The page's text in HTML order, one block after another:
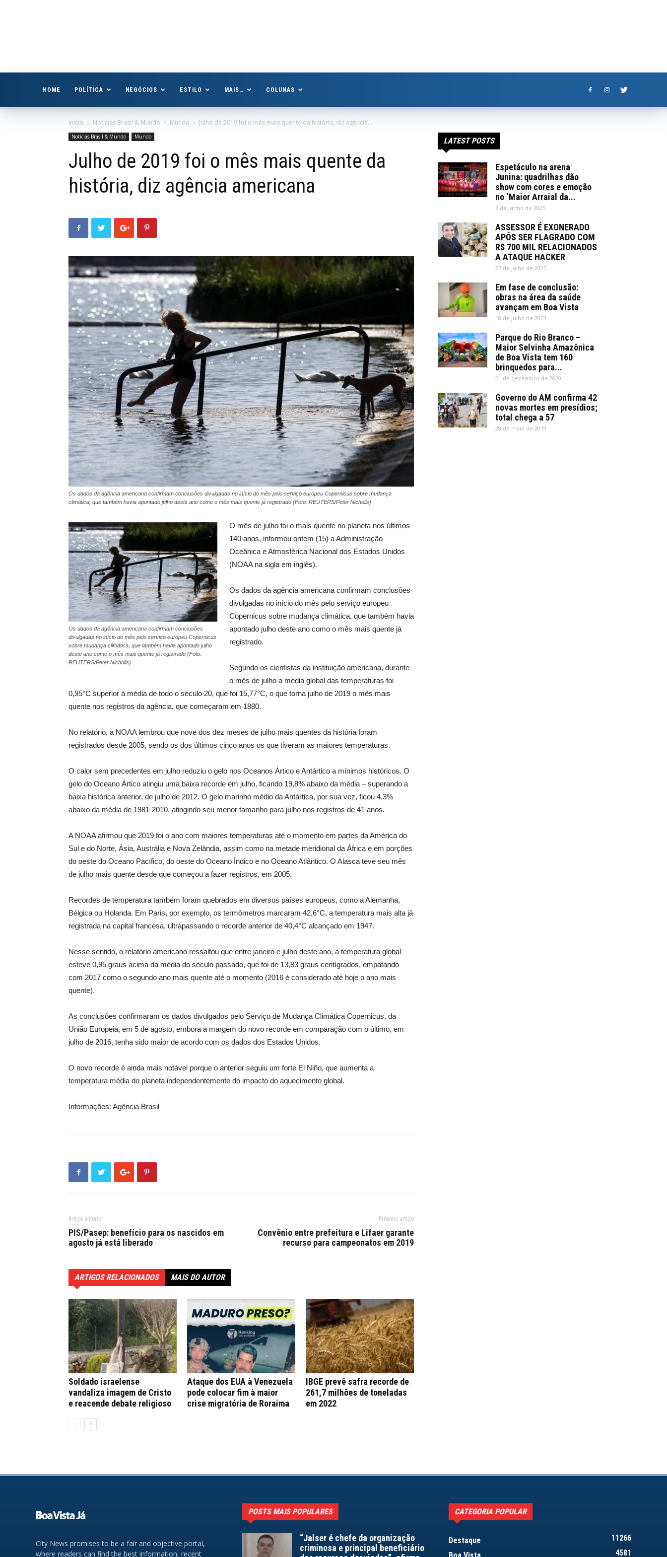
HOME POLÍTICA NEGÓCIOS ESTILO MAIS… COLUNAS
Início Notícias Brasil & Mundo Mundo Julho de 2019 foi o mês mais quente da história, diz agência...
Notícias Brasil & Mundo Mundo
Julho de 2019 foi o mês mais quente da
história, diz agência americana
Os dados da agência americana confirmam conclusões divulgadas no início do mês pelo serviço europeu Copernicus sobre mudança
climática, que também havia apontado julho deste ano como o mês mais quente já registrado (Foto: REUTERS/Peter Nicholls)
Os dados da agência americana confirmam conclusões
divulgadas no início do mês pelo serviço europeu Copernicus
sobre mudança climática, que também havia apontado julho
deste ano como o mês mais quente já registrado (Foto:
REUTERS/Peter Nicholls)
O mês de julho foi o mais quente no planeta nos últimos
140 anos, informou ontem (15) a Administração
Oceânica e Atmosférica Nacional dos Estados Unidos
(NOAA na sigla em inglês).
Os dados da agência americana confirmam conclusões
divulgadas no início do mês pelo serviço europeu
Copernicus sobre mudança climática, que também havia
apontado julho deste ano como o mês mais quente já
registrado.
Segundo os cientistas da instituição americana, durante
o mês de julho a média global das temperaturas foi
0,95°C superior à média de todo o século 20, que foi 15,77°C, o que torna julho de 2019 o mês mais
quente nos registros da agência, que começaram em 1880.
No relatório, a NOAA lembrou que nove dos dez meses de julho mais quentes da história foram
registrados desde 2005, sendo os dos últimos cinco anos os que tiveram as maiores temperaturas.
O calor sem precedentes em julho reduziu o gelo nos Oceanos Ártico e Antártico a mínimos históricos. O
gelo do Oceano Ártico atingiu uma baixa recorde em julho, ficando 19,8% abaixo da média – superando a
baixa histórica anterior, de julho de 2012. O gelo marinho médio da Antártica, por sua vez, ficou 4,3%
abaixo da média de 1981-2010, atingindo seu menor tamanho para julho nos registros de 41 anos.
A NOAA afirmou que 2019 foi o ano com maiores temperaturas até o momento em partes da América do
Sul e do Norte, Ásia, Austrália e Nova Zelândia, assim como na metade meridional da África e em porções
do oeste do Oceano Pacífico, do oeste do Oceano Índico e no Oceano Atlântico. O Alasca teve seu mês
de julho mais quente desde que começou a fazer registros, em 2005.
Recordes de temperatura também foram quebrados em diversos países europeus, como a Alemanha,
Bélgica ou Holanda. Em Paris, por exemplo, os termômetros marcaram 42,6°C, a temperatura mais alta já
registrada na capital francesa, ultrapassando o recorde anterior de 40,4°C alcançado em 1947.
Nesse sentido, o relatório americano ressaltou que entre janeiro e julho deste ano, a temperatura global
esteve 0,95 graus acima da média do século passado, que foi de 13,83 graus centígrados, empatando
com 2017 como o segundo ano mais quente até o momento (2016 é considerado até hoje o ano mais
quente).
As conclusões confirmaram os dados divulgados pelo Serviço de Mudança Climática Copernicus, da
União Europeia, em 5 de agosto, embora a margem do novo recorde em comparação com o último, em
julho de 2016, tenha sido maior de acordo com os dados dos Estados Unidos.
O novo recorde é ainda mais notável porque o anterior seguiu um forte El Niño, que aumenta a
temperatura média do planeta independentemente do impacto do aquecimento global.
Informações: Agência Brasil
Artigo anterior
PIS/Pasep: benefício para os nascidos em
agosto já está liberado
Próximo artigo
Convênio entre prefeitura e Lifaer garante
recurso para campeonatos em 2019
ARTIGOS RELACIONADOS MAIS DO AUTOR
Soldado israelense
vandaliza imagem de Cristo
e reacende debate religioso
Ataque dos EUA à Venezuela
pode colocar fim à maior
crise migratória de Roraima
IBGE prevê safra recorde de
261,7 milhões de toneladas
em 2022
LATEST POSTS
Espetáculo na arena
Junina: quadrilhas dão
show com cores e emoção
no ‘Maior Arraial da...
6 de junho de 2025
ASSESSOR É EXONERADO
APÓS SER FLAGRADO COM
R$ 700 MIL RELACIONADOS
A ATAQUE HACKER
25 de julho de 2025
Em fase de conclusão:
obras na área da saúde
avançam em Boa Vista
18 de julho de 2023
Parque do Rio Branco –
Maior Selvinha Amazônica
de Boa Vista tem 160
brinquedos para...
21 de dezembro de 2020
Governo do AM confirma 42
novas mortes em presídios;
total chega a 57
28 de maio de 2019
City News promises to be a fair and objective portal,
where readers can find the best information, recent
POSTS MAIS POPULARES
“Jalser é chefe da organização
criminosa e principal beneficiário
CATEGORIA POPULAR
Destaque
11266
4581